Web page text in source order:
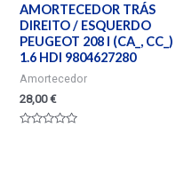
AMORTECEDOR TRÁS
DIREITO / ESQUERDO
PEUGEOT 208 I (CA_, CC_)
1.6 HDI 9804627280
Amortecedor
28,00€